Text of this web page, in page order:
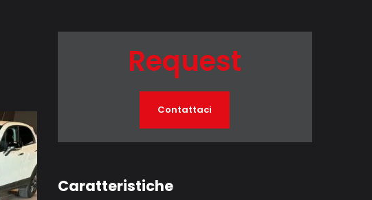
Request
Contattaci
Caratteristiche